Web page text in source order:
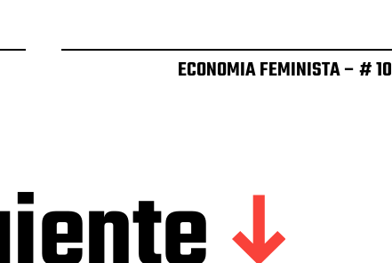
ECONOMIA FEMINISTA – # 10